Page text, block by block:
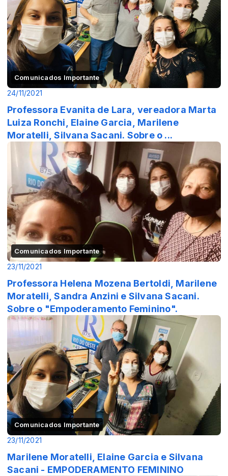
Comunicados Importante
24/11/2021
Professora Evanita de Lara, vereadora Marta
Luiza Ronchi, Elaine Garcia, Marilene
Moratelli, Silvana Sacani. Sobre o ...
Comunicados Importante
23/11/2021
Professora Helena Mozena Bertoldi, Marilene
Moratelli, Sandra Anzini e Silvana Sacani.
Sobre o "Empoderamento Feminino".
Comunicados Importante
23/11/2021
Marilene Moratelli, Elaine Garcia e Silvana
Sacani - EMPODERAMENTO FEMININO